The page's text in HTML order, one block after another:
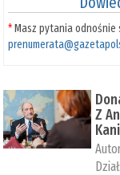
*Masz pytania odnośnie
Z